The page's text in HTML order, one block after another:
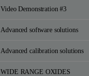
Video Demonstration #3
Advanced software solutions
Advanced calibration solutions
WIDE RANGE OXIDES